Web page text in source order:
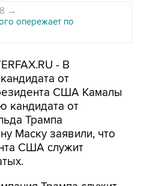
→
опережает по
- В
от
США Камалы
кандидата от
Трампа
Маску заявили, что
США служит